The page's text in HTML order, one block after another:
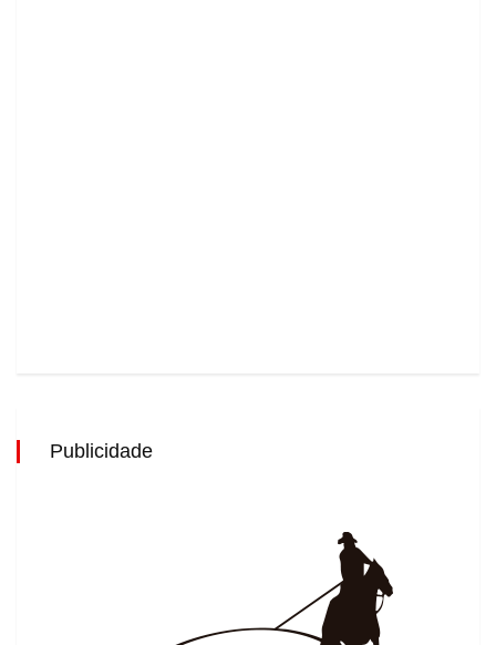
Publicidade